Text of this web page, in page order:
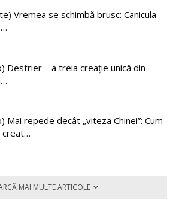
Vremea se schimbă brusc: Canicula
Destrier – a treia creație unică din
Mai repede decât „viteza Chinei”: Cum
creat…
MAI MULTE ARTICOLE